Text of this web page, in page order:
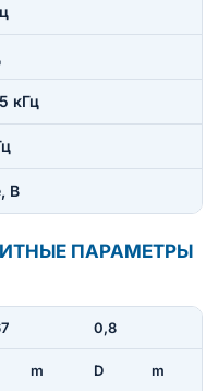
кГц
В
ПАРАМЕТРЫ
0,8
m D m